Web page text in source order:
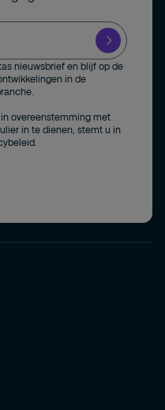
nieuwsbrief en blijf op de
in de
overeenstemming met
in te dienen, stemt u in